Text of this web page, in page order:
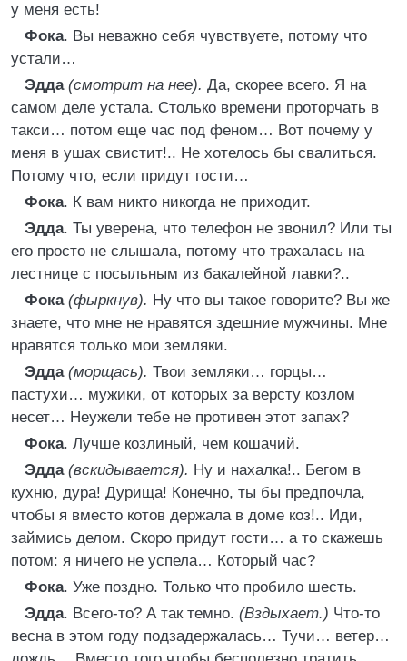
у меня есть!
Фока. Вы неважно себя чувствуете, потому что
устали…
Эдда (смотрит на нее). Да, скорее всего. Я на
самом деле устала. Столько времени проторчать в
такси… потом еще час под феном… Вот почему у
меня в ушах свистит!.. Не хотелось бы свалиться.
Потому что, если придут гости…
Фока. К вам никто никогда не приходит.
Эдда. Ты уверена, что телефон не звонил? Или ты
его просто не слышала, потому что трахалась на
лестнице с посыльным из бакалейной лавки?..
Фока (фыркнув). Ну что вы такое говорите? Вы же
знаете, что мне не нравятся здешние мужчины. Мне
нравятся только мои земляки.
Эдда (морщась). Твои земляки… горцы…
пастухи… мужики, от которых за версту козлом
несет… Неужели тебе не противен этот запах?
Фока. Лучше козлиный, чем кошачий.
Эдда (вскидывается). Ну и нахалка!.. Бегом в
кухню, дура! Дурища! Конечно, ты бы предпочла,
чтобы я вместо котов держала в доме коз!.. Иди,
займись делом. Скоро придут гости… а то скажешь
потом: я ничего не успела… Который час?
Фока. Уже поздно. Только что пробило шесть.
Эдда. Всего-то? А так темно. (Вздыхает.) Что-то
весна в этом году подзадержалась… Тучи… ветер…